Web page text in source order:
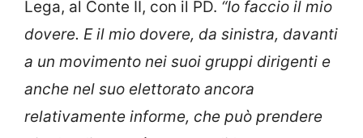
Lega, al Conte II, con il PD. “Io faccio il mio
dovere. E il mio dovere, da sinistra, davanti
a un movimento nei suoi gruppi dirigenti e
anche nel suo elettorato ancora
relativamente informe, che può prendere